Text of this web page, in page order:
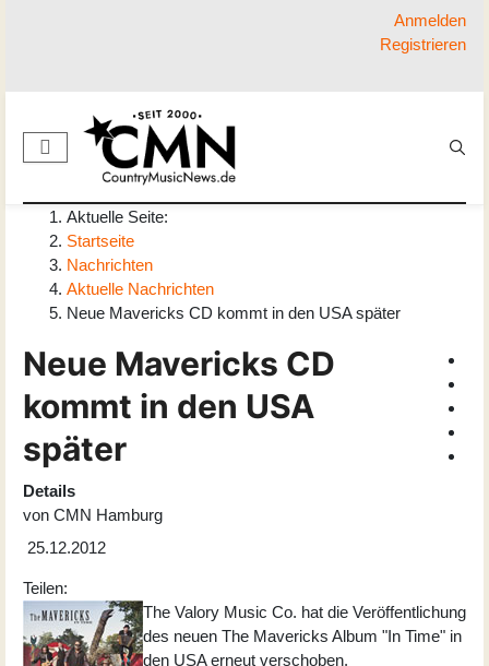
Anmelden
Registrieren
Aktuelle Seite:
Startseite
Nachrichten
Aktuelle Nachrichten
Neue Mavericks CD kommt in den USA später
Neue Mavericks CD
kommt in den USA
später
Details
von CMN Hamburg
25.12.2012
Teilen:
The Valory Music Co. hat die Veröffentlichung
des neuen The Mavericks Album "In Time" in
den USA erneut verschoben.